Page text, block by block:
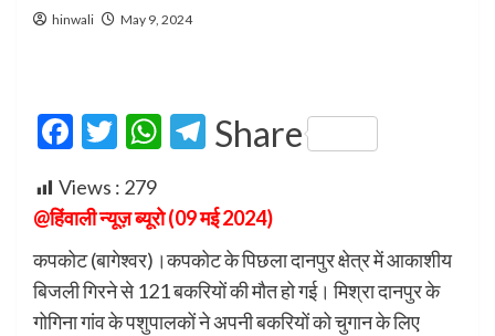
hinwali May 9, 2024
Facebook
Twitter
WhatsApp
Telegram
Share
Views : 279
@हिंवाली न्यूज़ ब्यूरो (09 मई 2024)
कपकोट (बागेश्वर)।कपकोट के पिछला दानपुर क्षेत्र में आकाशीय
बिजली गिरने से 121 बकरियों की मौत हो गई। मिश्रा दानपुर के
गोगिना गांव के पशुपालकों ने अपनी बकरियों को चुगान के लिए